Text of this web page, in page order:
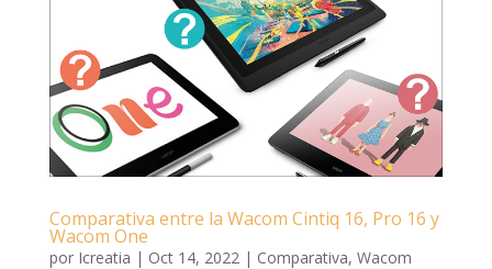
Comparativa entre la Wacom Cintiq 16, Pro 16 y
Wacom One
por Icreatia | Oct 14, 2022| Comparativa, Wacom